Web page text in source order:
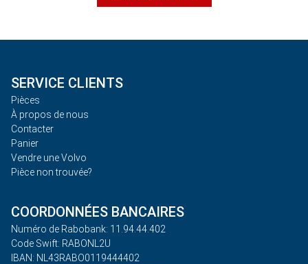
SERVICE CLIENTS
Pièces
À propos de nous
Contacter
Panier
Vendre une Volvo
Pièce non trouvée?
COORDONNÉES BANCAIRES
Numéro de Rabobank: 11.94.44.402
Code Swift: RABONL2U
IBAN: NL43RABO0119444402